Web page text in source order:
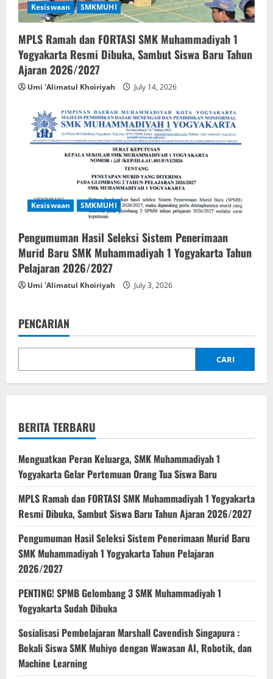
Kesiswaan SMKMUHI
MPLS Ramah dan FORTASI SMK Muhammadiyah 1
Yogyakarta Resmi Dibuka, Sambut Siswa Baru Tahun
Ajaran 2026/2027
Umi 'Alimatul Khoiriyah July 14, 2026
Kesiswaan SMKMUHI
Pengumuman Hasil Seleksi Sistem Penerimaan
Murid Baru SMK Muhammadiyah 1 Yogyakarta Tahun
Pelajaran 2026/2027
Umi 'Alimatul Khoiriyah July 3, 2026
PENCARIAN
CARI
BERITA TERBARU
Menguatkan Peran Keluarga, SMK Muhammadiyah 1
Yogyakarta Gelar Pertemuan Orang Tua Siswa Baru
MPLS Ramah dan FORTASI SMK Muhammadiyah 1 Yogyakarta
Resmi Dibuka, Sambut Siswa Baru Tahun Ajaran 2026/2027
Pengumuman Hasil Seleksi Sistem Penerimaan Murid Baru
SMK Muhammadiyah 1 Yogyakarta Tahun Pelajaran
2026/2027
PENTING! SPMB Gelombang 3 SMK Muhammadiyah 1
Yogyakarta Sudah Dibuka
Sosialisasi Pembelajaran Marshall Cavendish Singapura :
Bekali Siswa SMK Muhiyo dengan Wawasan AI, Robotik, dan
Machine Learning